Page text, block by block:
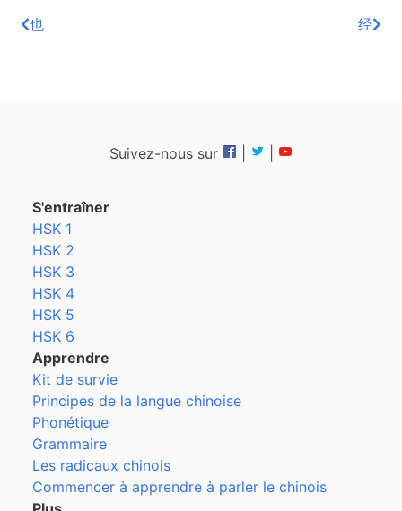
也 经
Suivez-nous sur
S'entraîner
HSK 1
HSK 2
HSK 3
HSK 4
HSK 5
HSK 6
Apprendre
Kit de survie
Principes de la langue chinoise
Phonétique
Grammaire
Les radicaux chinois
Commencer à apprendre à parler le chinois